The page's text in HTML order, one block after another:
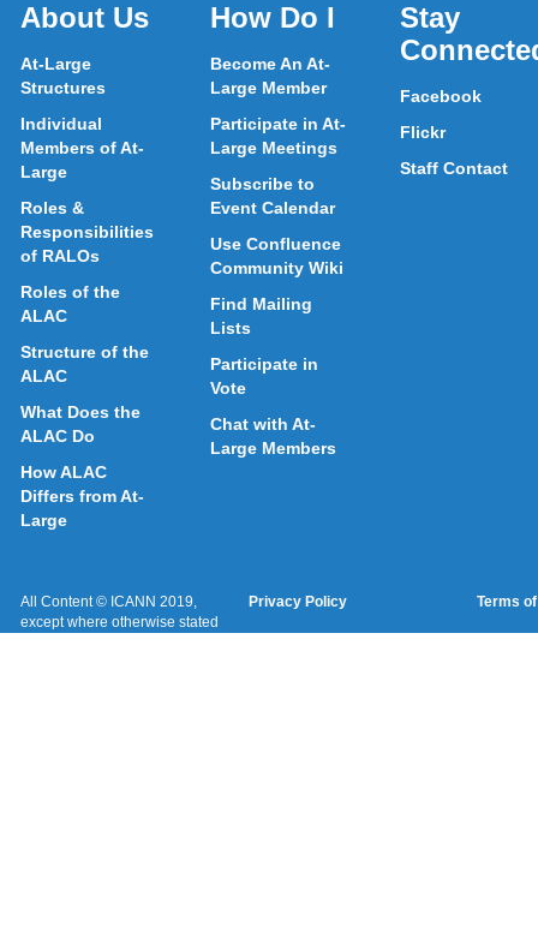
About Us
At-Large
Structures
Individual
Members of At-
Large
Roles &
Responsibilities
of RALOs
Roles of the
ALAC
Structure of the
ALAC
What Does the
ALAC Do
How ALAC
Differs from At-
Large
How Do I
Become An At-
Large Member
Participate in At-
Large Meetings
Subscribe to
Event Calendar
Use Confluence
Community Wiki
Find Mailing
Lists
Participate in
Vote
Chat with At-
Large Members
Stay
Facebook
Flickr
Staff Contact
All Content © ICANN 2019,
except where otherwise stated
Privacy Policy Terms